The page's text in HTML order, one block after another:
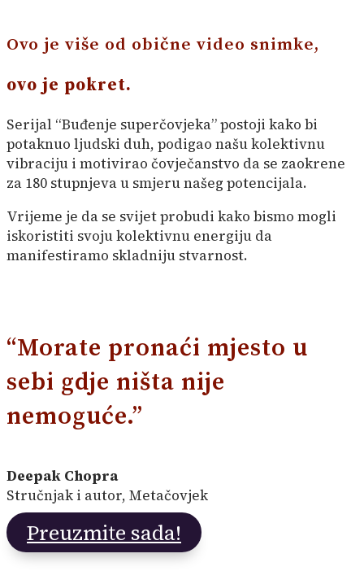
Ovo je više od obične video snimke,
ovo je pokret.
Serijal “Buđenje superčovjeka” postoji kako bi
potaknuo ljudski duh, podigao našu kolektivnu
vibraciju i motivirao čovječanstvo da se zaokrene
za 180 stupnjeva u smjeru našeg potencijala.
Vrijeme je da se svijet probudi kako bismo mogli
iskoristiti svoju kolektivnu energiju da
manifestiramo skladniju stvarnost.
“Morate pronaći mjesto u
sebi gdje ništa nije
nemoguće.”
Deepak Chopra
Stručnjak i autor, Metačovjek
Preuzmite sada!